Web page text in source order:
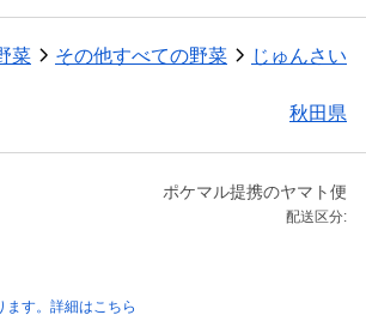
菜 その他すべての野菜 じゅんさい
秋田県
ポケマル提携のヤマト便
配送区分:
す。詳細はこちら